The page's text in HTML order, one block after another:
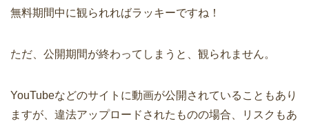
無料期間中に観られればラッキーですね！
ただ、公開期間が終わってしまうと、観られません。
YouTubeなどのサイトに動画が公開されていることもあり
ますが、違法アップロードされたものの場合、リスクもあ